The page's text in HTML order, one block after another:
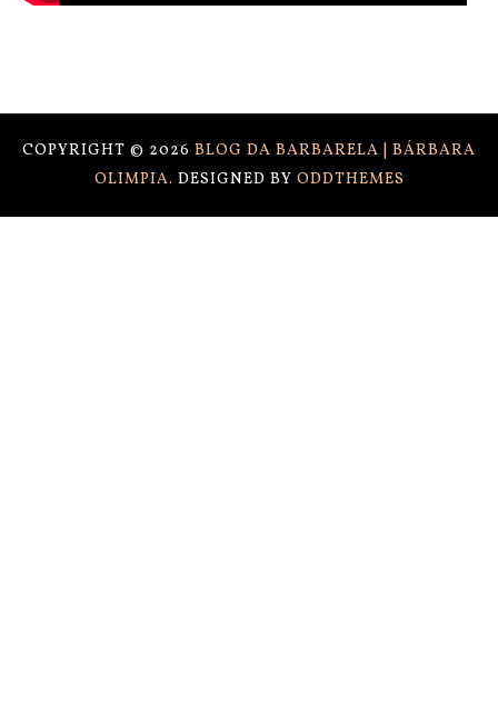
COPYRIGHT © 2026 BLOG DA BARBARELA | BÁRBARA
OLIMPIA. DESIGNED BY ODDTHEMES